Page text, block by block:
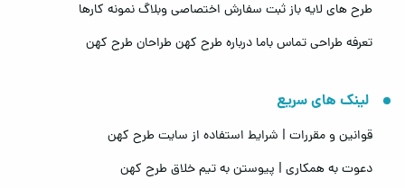
طرح های لایه بازثبت سفارش اختصاصیوبلاگنمونه کارها
تعرفه طراحیتماس باما درباره طرح کهن طراحان طرح کهن
لینک های سریع
قوانین و مقررات | شرایط استفاده از سایت طرح کهن
دعوت به همکاری | پیوستن به تیم خلاق طرح کهن